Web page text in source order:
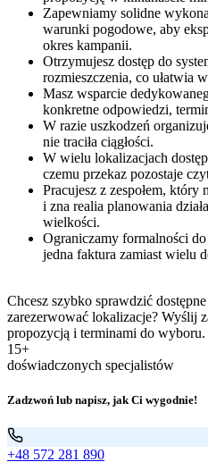
Zapewniamy solidne
warunki pogodowe, aby
okres kampanii.
Otrzymujesz dostęp do
rozmieszczenia, co ułatwia
Masz wsparcie
konkretne odpowiedzi,
W razie uszkodzeń
nie traciła ciągłości.
W wielu lokalizacjach
czemu przekaz pozostaje
Pracujesz z zespołem,
i zna realia planowania
wielkości.
Ograniczamy formalności
jedna faktura zamiast wielu
Chcesz szybko sprawdzić
zarezerwować lokalizacje? Wyślij
propozycją i terminami do wyboru.
15+
doświadczonych specjalistów
Zadzwoń lub napisz, jak Ci wygodnie!
+48 572 281 890